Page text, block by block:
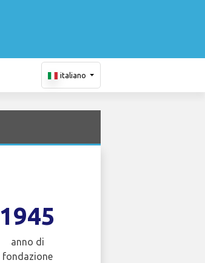
italiano
1945
anno di
fondazione